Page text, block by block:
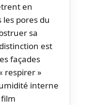
en
pores du
sa
est
façades
respirer »
interne